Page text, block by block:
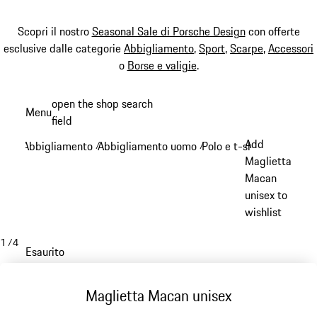
Scopri il nostroSeasonal Sale di Porsche Designcon offerte
esclusive dalle categorieAbbigliamento,Sport,Scarpe,Accessori
o Borse e valigie.
principale
Menuopen the shop search
field
Abbigliamento /Abbigliamento uomo /Polo e t-shirt
Add
Maglietta
Macan
unisex to
wishlist
1 /4
Esaurito
Maglietta Macan unisex